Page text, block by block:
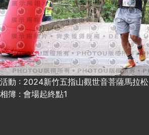
活動 : 2024新竹五指山觀世音菩薩馬拉松
相簿 : 會場起終點1